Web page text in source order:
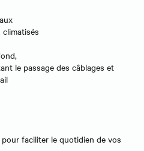
le passage des câblages et
faciliter le quotidien de vos